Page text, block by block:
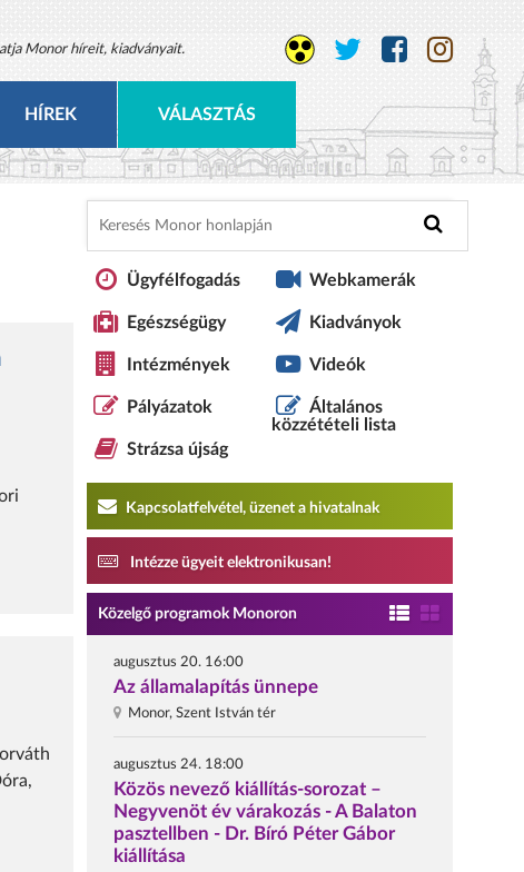
Monor híreit, kiadványait.
HÍREK VÁLASZTÁS
Ügyfélfogadás
Egészségügy
Intézmények
Pályázatok
Strázsa újság
Webkamerák
Kiadványok
Videók
Általános
közzétételi lista
Kapcsolatfelvétel, üzenet a hivatalnak
Intézze ügyeit elektronikusan!
Közelgő programok Monoron
augusztus 20. 16:00
Az államalapítás ünnepe
Monor, Szent István tér
augusztus 24. 18:00
Közös nevező kiállítás-sorozat –
Negyvenöt év várakozás - A Balaton
pasztellben - Dr. Bíró Péter Gábor
kiállítása